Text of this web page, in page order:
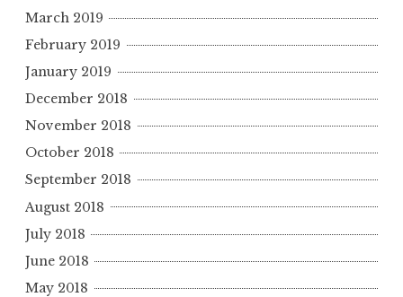
March 2019
February 2019
January 2019
December 2018
November 2018
October 2018
September 2018
August 2018
July 2018
June 2018
May 2018